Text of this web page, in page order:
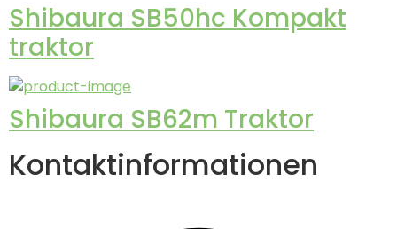
Shibaura SB50hc Kompakt
traktor
Shibaura SB62m Traktor
Kontaktinformationen